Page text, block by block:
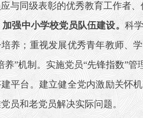
与同级表彰的优秀教育工作者
加强中小学校党员队伍建设。科
养；重视发展优秀青年教师、
养”机制。实施党员“先锋指数”
平台。建立健全党内激励关怀
员和老党员解决实际问题。